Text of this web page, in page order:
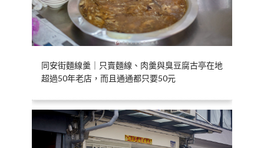
同安街麵線羹｜只賣麵線、肉羹與臭豆腐古亭在地
超過50年老店，而且通通都只要50元